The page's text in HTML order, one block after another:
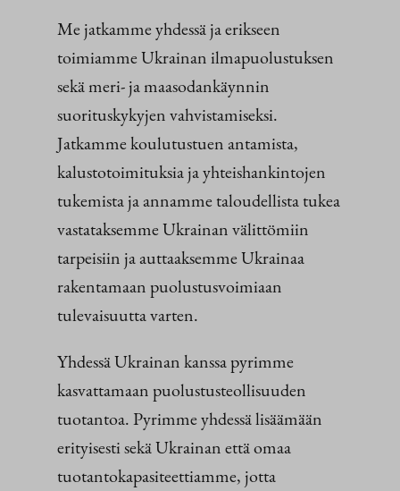
Me jatkamme yhdessä ja erikseen
toimiamme Ukrainan ilmapuolustuksen
sekä meri- ja maasodankäynnin
suorituskykyjen vahvistamiseksi.
Jatkamme koulutustuen antamista,
kalustotoimituksia ja yhteishankintojen
tukemista ja annamme taloudellista tukea
vastataksemme Ukrainan välittömiin
tarpeisiin ja auttaaksemme Ukrainaa
rakentamaan puolustusvoimiaan
tulevaisuutta varten.
Yhdessä Ukrainan kanssa pyrimme
kasvattamaan puolustusteollisuuden
tuotantoa. Pyrimme yhdessä lisäämään
erityisesti sekä Ukrainan että omaa
tuotantokapasiteettiamme, jotta